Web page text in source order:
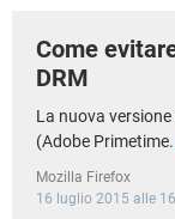
Come
DRM
La nuova
(Adobe
Mozilla Firefox
16 luglio 2015 alle